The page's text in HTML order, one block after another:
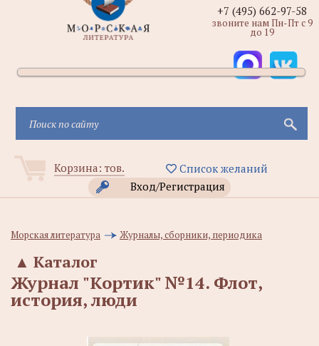
Корзина: тов.
Список желаний
Вход/Регистрация
+7 (495) 662-97-58
звоните нам Пн-Пт с 9
до 19
Морская литература Журналы, сборники, периодика
Каталог
▲
Журнал "Кортик" №14. Флот,
история, люди